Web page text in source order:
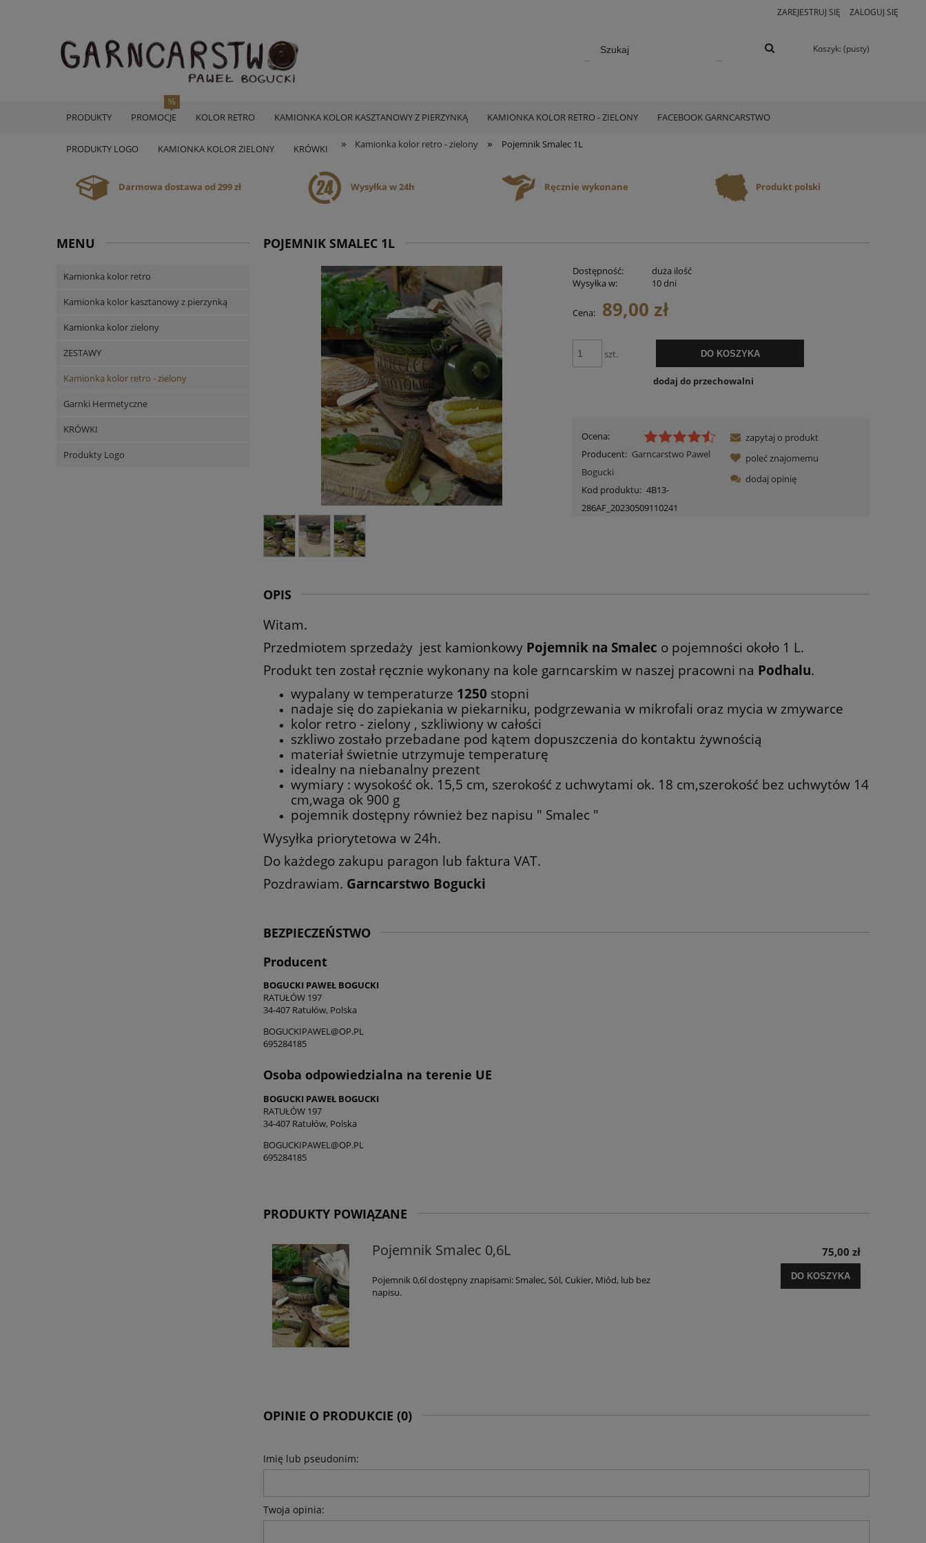
ZAREJESTRUJ SIĘ ZALOGUJ SIĘ
Koszyk: (pusty)
PRODUKTY PROMOCJE KOLOR RETRO KAMIONKA KOLOR KASZTANOWY Z PIERZYNKĄ KAMIONKA KOLOR RETRO - ZIELONY FACEBOOK GARNCARSTWO
PRODUKTY LOGO KAMIONKA KOLOR ZIELONY KRÓWKI » Kamionka kolor retro - zielony » Pojemnik Smalec 1L
Darmowa dostawa od 299 zł Wysyłka w 24h Ręcznie wykonane Produkt polski
MENU
Kamionka kolor retro
Kamionka kolor kasztanowy z pierzynką
Kamionka kolor zielony
ZESTAWY
Kamionka kolor retro - zielony
Garnki Hermetyczne
KRÓWKI
Produkty Logo
POJEMNIK SMALEC 1L
Dostępność:
duża ilość
Wysyłka w:
10 dni
Cena: 89,00 zł
szt. DO KOSZYKA
dodaj do przechowalni
Ocena:
Producent: Garncarstwo Pawel
Bogucki
Kod produktu: 4B13-
286AF_20230509110241
zapytaj o produkt
poleć znajomemu
dodaj opinię
OPIS
Witam.
Przedmiotem sprzedaży jest kamionkowy Pojemnik na Smalec o pojemności około 1 L.
Produkt ten został ręcznie wykonany na kole garncarskim w naszej pracowni na Podhalu.
wypalany w temperaturze 1250 stopni
nadaje się do zapiekania w piekarniku, podgrzewania w mikrofali oraz mycia w zmywarce
kolor retro - zielony , szkliwiony w całości
szkliwo zostało przebadane pod kątem dopuszczenia do kontaktu żywnością
materiał świetnie utrzymuje temperaturę
idealny na niebanalny prezent
wymiary : wysokość ok. 15,5 cm, szerokość z uchwytami ok. 18 cm,szerokość bez uchwytów 14
cm,waga ok 900 g
pojemnik dostępny również bez napisu " Smalec "
Wysyłka priorytetowa w 24h.
Do każdego zakupu paragon lub faktura VAT.
Pozdrawiam. Garncarstwo Bogucki
BEZPIECZEŃSTWO
Producent
BOGUCKI PAWEŁ BOGUCKI
RATUŁÓW 197
34-407 Ratułów, Polska
BOGUCKIPAWEL@OP.PL
695284185
Osoba odpowiedzialna na terenie UE
BOGUCKI PAWEŁ BOGUCKI
RATUŁÓW 197
34-407 Ratułów, Polska
BOGUCKIPAWEL@OP.PL
695284185
PRODUKTY POWIĄZANE
Pojemnik Smalec 0,6L
Pojemnik 0,6l dostępny znapisami: Smalec, Sól, Cukier, Miód, lub bez
napisu.
75,00 zł
DO KOSZYKA
OPINIE O PRODUKCIE (0)
Imię lub pseudonim:
Twoja opinia: